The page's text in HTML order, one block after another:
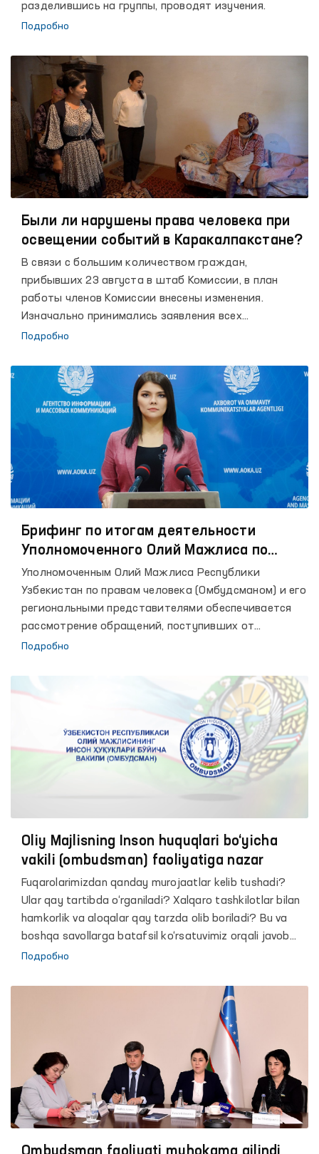
разделившись на группы, проводят изучения.
Подробно
Были ли нарушены права человека при
освещении событий в Каракалпакстане?
В связи с большим количеством граждан,
прибывших 23 августа в штаб Комиссии, в план
работы членов Комиссии внесены изменения.
Изначально принимались заявления всех
пришедших в штаб граждан. В некоторых случаях
некоторые обращения были взяты на контроль.
Подробно
Брифинг по итогам деятельности
Уполномоченного Олий Мажлиса по
правам человека (Омбудсмана) по
работе с обращениями за 8 месяцев
2022 года
Уполномоченным Олий Мажлиса Республики
Узбекистан по правам человека (Омбудсманом) и его
региональными представителями обеспечивается
рассмотрение обращений, поступивших от
физических и юридических лиц, в соответствии с
Подробно
Oliy Majlisning Inson huquqlari bo‘yicha
vakili (ombudsman) faoliyatiga nazar
Fuqarolarimizdan qanday murojaatlar kelib tushadi?
Ular qay tartibda o‘rganiladi? Xalqaro tashkilotlar bilan
hamkorlik va aloqalar qay tarzda olib boriladi? Bu va
boshqa savollarga batafsil ko‘rsatuvimiz orqali javob
olasiz
Подробно